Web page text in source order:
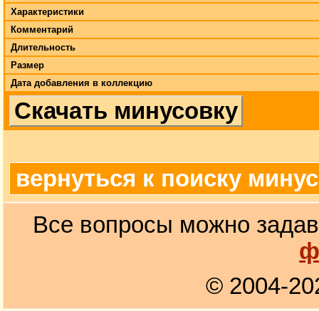
Характеристики
Комментарий
Длительность
Размер
Дата добавления в коллекцию
Скачать минусовку
вернуться к поиску
Все вопросы можно
© 2004-